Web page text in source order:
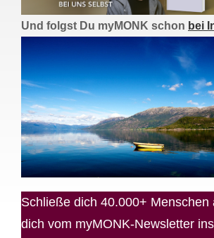
Und folgst Du myMONK schon bei
Schließe dich 40.000+ Menschen
dich vom myMONK-Newsletter